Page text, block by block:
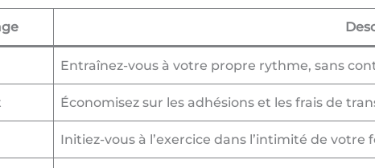
Entraînez-vous à votre propre rythme, sans
Économisez sur les adhésions et les frais de
Initiez-vous à l’exercice dans l’intimité de votre